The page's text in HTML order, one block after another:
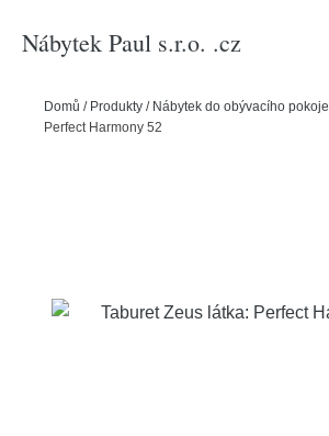
Nábytek Paul s.r.o. .cz
Domů / Produkty / Nábytek do obývacího pokoje
Perfect Harmony 52